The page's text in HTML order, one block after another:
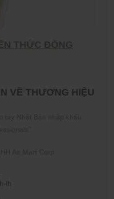
THỨC ĐỒNG
VỀ THƯƠNG HIỆU
lh